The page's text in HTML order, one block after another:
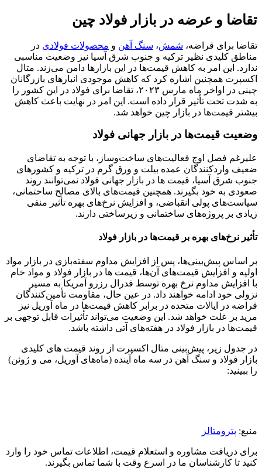
تقاضا و عرضه در بازار فولاد چین
تقاضا برای قراضه، شمش، سنگ آهن و محصولات فولادی در
مناطق کلیدی نظیر ترکیه و جنوب شرق آسیا نیز وضعیت مناسبی
ندارد. این امر به کاهش قیمت‌ها در این بازارها دامن می‌زند. متال
اکسپرت همچنین اشاره کرد که کاهش موجودی انبارهای بازرگانان
چینی در اواخر ماه مارس ۲۰۲۳، تقاضا برای فولاد در این کشور را
به شدت تحت تأثیر قرار داده است. این امر در نهایت باعث کاهش
بیشتر قیمت‌ها در بازار چین خواهد شد.
وضعیت قیمت‌ها در بازار جهانی فولاد
علیرغم فصل اوج فعالیت‌های ساخت‌وساز، با توجه به تقاضای
ضعیف واردکنندگان عمده بیلت و ورق گرم در ترکیه و کشورهای
جنوب شرق آسیا، قیمت ها در بازار جهانی فولاد نمی‌توانند روند
صعودی به خود بگیرند. همچنین قیمت‌های بالای مصالح ساختمانی،
سیاست‌های پولی انقباضی، و افزایش نرخ‌های بهره تأثیر منفی
زیادی بر پروژه‌های ساختمانی و زیرساختی دارند.
تأثیر نرخ‌های بهره بر قیمت‌ها در بازار فولاد
بر اساس پیش‌بینی‌ها، پس از افزایش مداوم سفته‌بازی در بازار مواد
اولیه و افزایش قیمت‌های آن‌ها، قیمت ها در بازار فولاد و مواد خام
با افزایش مداوم نرخ بهره توسط فدرال رزرو آمریکا به مسیر
نزولی خود ادامه خواهند داد. در عین حال، مقاومت تأمین‌کنندگان
قراضه در ایالات متحده در برابر کاهش قیمت‌ها در ماه آوریل نیز
مزید بر علت خواهد شد. این وضعیت می‌تواند تأثیرات قابل توجهی بر
قیمت‌ها در بازار فولاد در هفته‌های آتی داشته باشد.
در جدول زیر، پیش‌بینی متال اکسپرت از روند قیمت های کلیدی
بازار فولاد و سنگ آهن در سه ماه آینده (ماه‌های آوریل، می و ژوئن)
را ببینید:
منبع: پترومتالز
برای دریافت مشاوره و استعلام قیمت، اطلاعات تماس خود را وارد
کنید تا کارشناسان ما در اسرع وقت با شما تماس بگیرند.